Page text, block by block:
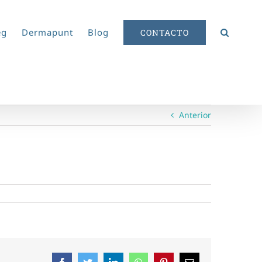
Dermapunt Blog CONTACTO
Anterior